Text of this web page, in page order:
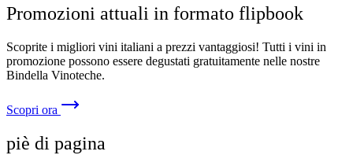
Promozioni attuali in formato flipbook
Scoprite i migliori vini italiani a prezzi vantaggiosi! Tutti i vini in
promozione possono essere degustati gratuitamente nelle nostre
Bindella Vinoteche.
Scopri ora
piè di pagina